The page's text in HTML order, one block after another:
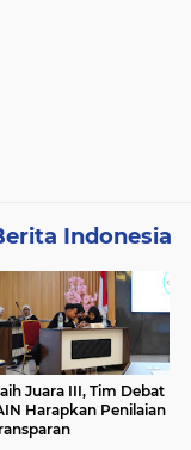
Indonesia
Juara III, Tim Debat
Harapkan Penilaian